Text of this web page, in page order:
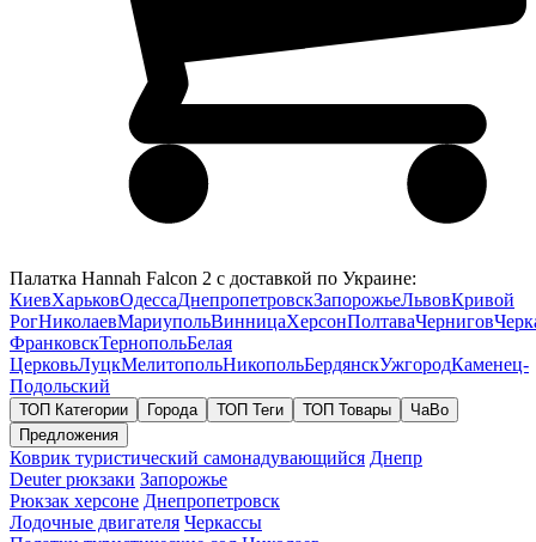
Палатка Hannah Falcon 2 с доставкой по Украине:
КиевХарьковОдессаДнепропетровскЗапорожьеЛьвовКривой
РогНиколаевМариупольВинницаХерсонПолтаваЧернигов
ФранковскТернопольБелая
ЦерковьЛуцкМелитопольНикопольБердянскУжгородКаменец-
Подольский
ТОП Категории Города ТОП Теги ТОП Товары
ЧаВо
Предложения
Коврик туристический самонадувающийся Днепр
Deuter рюкзаки Запорожье
Рюкзак херсоне Днепропетровск
Лодочные двигателя Черкассы